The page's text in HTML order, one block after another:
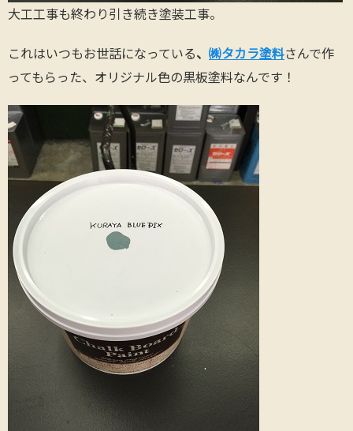
大工工事も終わり引き続き塗装工事。
これはいつもお世話になっている、 ㈱タカラ塗料さんで作
ってもらった、オリジナル色の黒板塗料なんです！